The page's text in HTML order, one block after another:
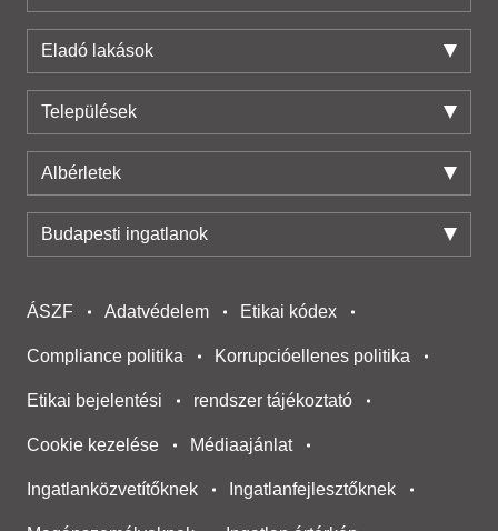
Eladó lakások
Települések
Albérletek
Budapesti ingatlanok
ÁSZF Adatvédelem Etikai kódex
Compliance politika Korrupcióellenes politika
Etikai bejelentési rendszer tájékoztató
Cookie kezelése Médiaajánlat
Ingatlanközvetítőknek Ingatlanfejlesztőknek